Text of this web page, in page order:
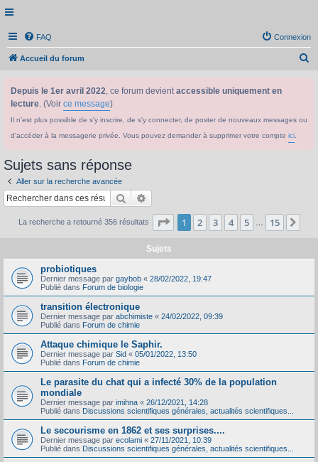
FAQ Connexion
Accueil du forum
Depuis le 1er avril 2022, ce forum devientaccessible uniquement en
lecture. (Voir ce message)
Il n'est plus possible de s'y inscrire, de s'y connecter, de poster de nouveaux messages ou
d'accéder à la messagerie privée. Vous pouvez demander à supprimer votre compte ici
Sujets sans réponse
Aller sur la recherche avancée
Rechercher
La recherche a retourné 356 résultats Page 1sur15
1 2 3 4 5 15
Sujets
probiotiques
Dernier message par gaybob « 28/02/2022, 19:47
Publié dans Forum de biologie
transition électronique
Dernier message par abchimiste « 24/02/2022, 09:39
Publié dans Forum de chimie
Attaque chimique le Saphir.
Dernier message par Sid « 05/01/2022, 13:50
Publié dans Forum de chimie
Le parasite du chat qui a infecté 30% de la population
mondiale
Dernier message par imihna « 26/12/2021, 14:28
Publié dans Discussions scientifiques générales, actualités scientifiques...
Le secourisme en 1862 et ses surprises....
Dernier message par ecolami « 27/11/2021, 10:39
Publié dans Discussions scientifiques générales, actualités scientifiques...